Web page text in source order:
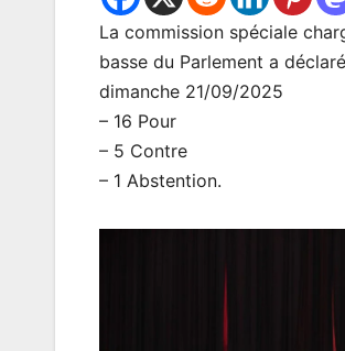
La commission spéciale
basse du Parlement a
dimanche 21/09/2025
– 16 Pour
– 5 Contre
– 1 Abstention.